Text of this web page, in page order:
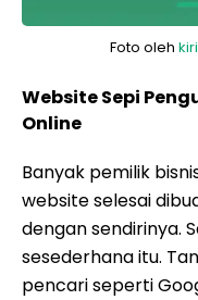
Foto oleh
Website Sepi
Online
Banyak pemilik
website selesai
dengan sendirinya.
sesederhana itu.
pencari seperti